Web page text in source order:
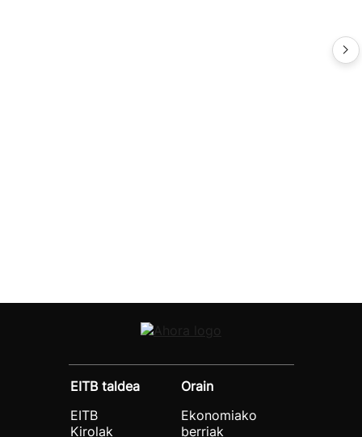
EITB taldea
EITB
Kirolak
Orain
Ekonomiako
berriak